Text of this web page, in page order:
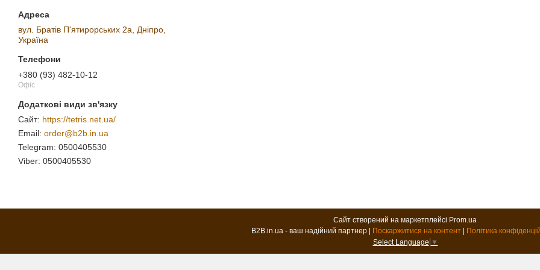
вул. Братів П'ятирорських 2а, Дніпро,
Україна
+380 (93) 482-10-12
Офіс
https://tetris.net.ua/
order@b2b.in.ua
0500405530
0500405530
Сайт створений на маркетплейсі Prom.ua
Поскаржитися на контент
Політика
Select Language ▼